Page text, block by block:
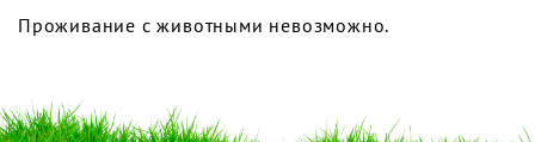
Проживание с животными невозможно.